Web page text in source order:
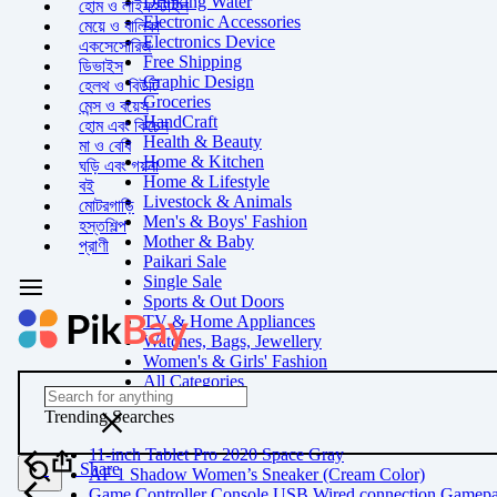
Electronic Accessories
Electronics Device
Free Shipping
Graphic Design
Groceries
HandCraft
Health & Beauty
Home & Kitchen
Home & Lifestyle
Livestock & Animals
Men's & Boys' Fashion
Mother & Baby
Paikari Sale
Single Sale
Sports & Out Doors
TV & Home Appliances
Watches, Bags, Jewellery
Women's & Girls' Fashion
All Categories
হোম ও লাইফস্টাইল
মেয়ে ও বালিকা
একসেসোরিজ
ডিভাইস
হেলথ ও বিউটি
মেন্স ও বয়েস
হোম এবং কিচেন
মা ও বেবি
ঘড়ি এবং গয়না
বই
মোটরগাড়ি
হস্তশিল্প
প্রাণী
Trending Searches
11-inch Tablet Pro 2020 Space Gray
AF 1 Shadow Women’s Sneaker (Cream Color)
Share